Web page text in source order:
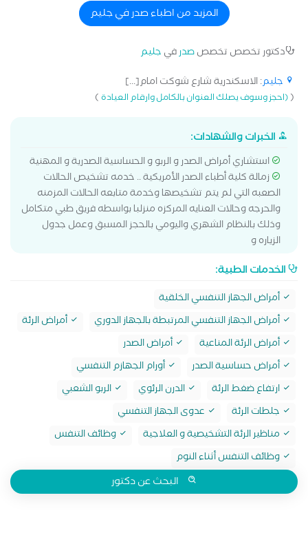
الطبيب يعمل حاليا بعيادات مستشفي لوران الجديدة بسموحة
المزيد من اطباء صدر في جليم
دكتور تخصص تخصصصدرفي جليم
جليم: الاسكندرية شارع شوكت امام[...]
((احجز وسوف يصلك العنوان بالكامل وارقام العيادة)
الخبرات والشهادات:
استشاري أمراض الصدر و الربو و الحساسية الصدرية و المهنية
زمالة كلية أطباء الصدر الأمريكية .. خدمه تشخيص الحالات
الصعبه التي لم يتم تشخيصها وخدمة متابعه الحالات المزمنه
والحرجه وحالات العنايه المركزه منزلبا بواسطه فريق طبي متكامل
وذلك بالنظام الشهري واليومي بالحجز المسبق وعمل جدول
الزياره و
الخدمات الطبية:
أمراض الجهاز التنفسي الخلقية
أمراض الجهاز التنفسي المرتبطة بالجهاز الدوري
أمراض الرئة
أمراض الرئة المناعية
أمراض الصدر
أمراض حساسية الصدر
أورام الجهازم التنفسي
ارتفاع ضغط الرئة
الدرن الرئوي
الربو الشعبي
جلطات الرئة
عدوى الجهاز التنفسي
مناظير الرئة التشخيصية و العلاجية
وظائف التنفس
وظائف التنفس أثناء النوم
البحث عن دكتور